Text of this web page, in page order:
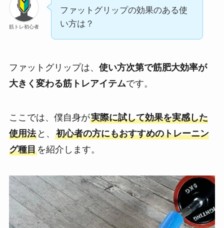
筋トレ初心者
ファットグリップの効果のある使
い方は？
ファットグリップは、 使い方次第で筋肥大効率が
大きく変わる筋トレアイテムです。
ここでは、僕自身が実際に試して効果を実感した
使用法と、 初心者の方にもおすすめのトレーニン
グ種目を紹介します。